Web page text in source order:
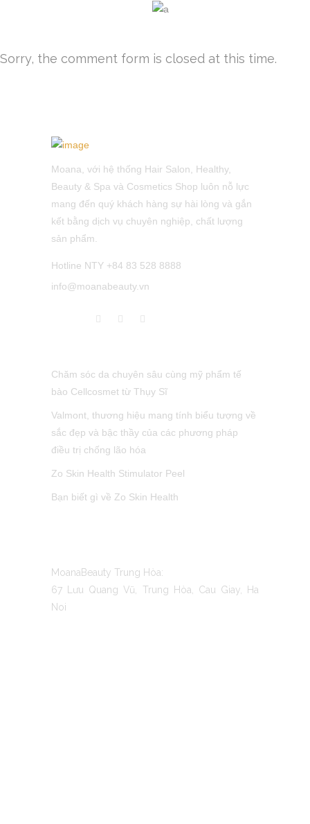
Sorry, the comment form is closed at this time.
Moana, với hệ thống Hair Salon, Healthy,
Beauty & Spa và Cosmetics Shop luôn nỗ lực
mang đến quý khách hàng sự hài lòng và gắn
kết bằng dịch vụ chuyên nghiệp, chất lượng
sản phẩm.
Hotline NTY +84 83 528 8888
info@moanabeauty.vn
Chăm sóc da chuyên sâu cùng mỹ phẩm tế
bào Cellcosmet từ Thụy Sĩ
Valmont, thương hiệu mang tính biểu tượng về
sắc đẹp và bậc thầy của các phương pháp
điều trị chống lão hóa
Zo Skin Health Stimulator Peel
Bạn biết gì về Zo Skin Health
MoanaBeauty Trung Hòa:
67 Lưu Quang Vũ, Trung Hòa, Cau Giay, Ha
Noi